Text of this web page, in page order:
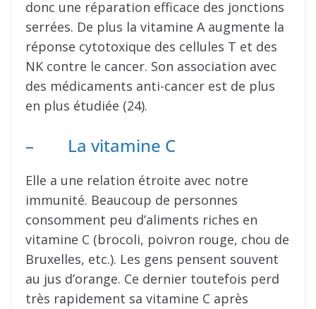
donc une réparation efficace des jonctions
serrées. De plus la vitamine A augmente la
réponse cytotoxique des cellules T et des
NK contre le cancer. Son association avec
des médicaments anti-cancer est de plus
en plus étudiée (24).
– La vitamine C
Elle a une relation étroite avec notre
immunité. Beaucoup de personnes
consomment peu d’aliments riches en
vitamine C (brocoli, poivron rouge, chou de
Bruxelles, etc.). Les gens pensent souvent
au jus d’orange. Ce dernier toutefois perd
très rapidement sa vitamine C après